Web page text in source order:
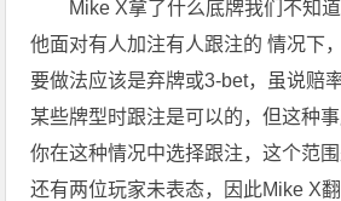
Mike X拿了什么底牌我们不知
他面对有人加注有人跟注的 情况下
要做法应该是弃牌或3-bet，虽说赔
某些牌型时跟注是可以的，但这种
你在这种情况中选择跟注，这个范
还有两位玩家未表态，因此Mike X